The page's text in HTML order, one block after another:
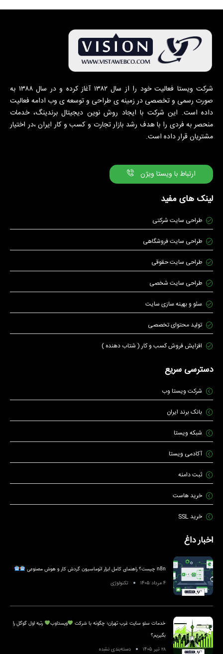
شرکت ویستا فعالیت خود را از سال ۱۳۸۲ آغاز کرده و در سال ۱۳۸۸ به
صورت رسمی و تخصصی در زمینه ی طراحی و توسعه ی وب ادامه فعالیت
داده است. این شرکت با ایجاد روش نوین دیجیتال برندینگ، خدمات
منحصر به فردی را با هدف رشد بازار تجارت و کسب و کار ایران ،در اختیار
مشتریان قرار داده است.
ارتباط با ویستا ویژن
لینک های مفید
طراحی سایت شرکتی
طراحی سایت فروشگاهی
طراحی سایت حقوقی
طراحی سایت شخصی
سئو و بهینه سازی سایت
تولید محتوای تخصصی
افزایش فروش کسب و کار ( شتاب دهنده )
دسترسی سریع
شرکت ویستا وب
بانک برند ایران
شبکه ویستا
آکادمی ویستا
ثبت دامنه
خرید هاست
خرید SSL
اخبار داغ
n8n چیست؟ راهنمای کامل ابزار اتوماسیون گردش کار و هوش مصنوعی
۴ مرداد ۱۴۰۵
تکنولوژی
خدمات سئو سایت غرب تهران؛ چگونه با شرکت ویستاوب
رتبه اول گوگل را
بگیریم؟
۲۸ تیر ۱۴۰۵
دسته‌بندی نشده